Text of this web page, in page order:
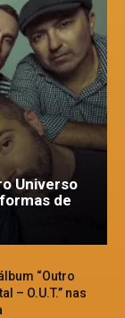
Universo
de
“Outro
– O.U.T.” nas